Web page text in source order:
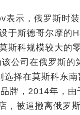
示，俄罗斯时
于斯德哥尔摩的
斯科规模较大的
公司在俄罗斯的
择在莫斯科东南
牌，2014年，由
，被逼撤离俄罗